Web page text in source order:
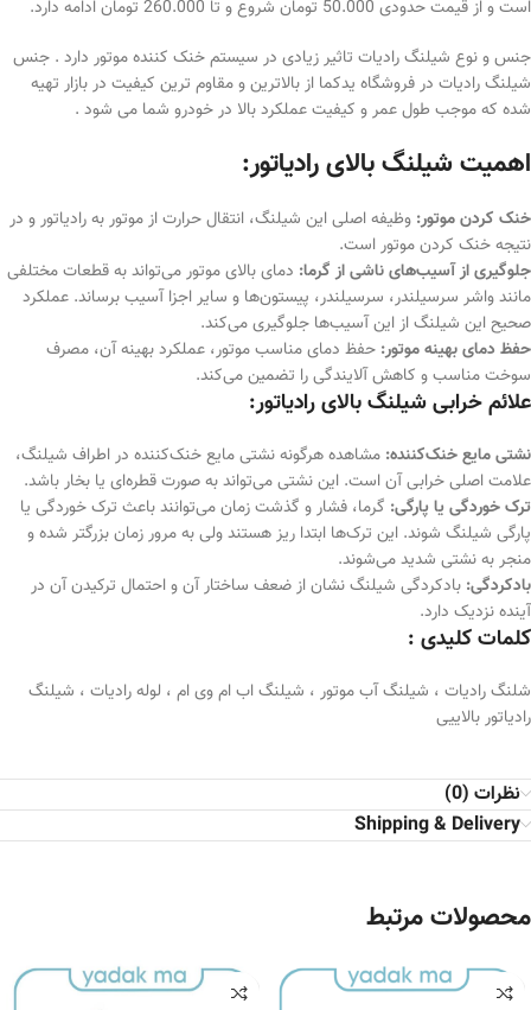
است و از قیمت حدودی 50.000 تومان شروع و تا 260.000 تومان ادامه دارد.
جنس و نوع شیلنگ رادیات تاثیر زیادی در سیستم خنک کننده موتور دارد . جنس
شیلنگ رادیات در فروشگاه یدکما از بالاترین و مقاوم ترین کیفیت در بازار تهیه
شده که موجب طول عمر و کیفیت عملکرد بالا در خودرو شما می شود .
اهمیت شیلنگ بالای رادیاتور:
خنک کردن موتور: وظیفه اصلی این شیلنگ، انتقال حرارت از موتور به رادیاتور و در
نتیجه خنک کردن موتور است.
جلوگیری از آسیب‌های ناشی از گرما: دمای بالای موتور می‌تواند به قطعات مختلفی
مانند واشر سرسیلندر، سرسیلندر، پیستون‌ها و سایر اجزا آسیب برساند. عملکرد
صحیح این شیلنگ از این آسیب‌ها جلوگیری می‌کند.
حفظ دمای بهینه موتور: حفظ دمای مناسب موتور، عملکرد بهینه آن، مصرف
سوخت مناسب و کاهش آلایندگی را تضمین می‌کند.
علائم خرابی شیلنگ بالای رادیاتور:
نشتی مایع خنک‌کننده: مشاهده هرگونه نشتی مایع خنک‌کننده در اطراف شیلنگ،
علامت اصلی خرابی آن است. این نشتی می‌تواند به صورت قطره‌ای یا بخار باشد.
ترک خوردگی یا پارگی: گرما، فشار و گذشت زمان می‌توانند باعث ترک خوردگی یا
پارگی شیلنگ شوند. این ترک‌ها ابتدا ریز هستند ولی به مرور زمان بزرگتر شده و
منجر به نشتی شدید می‌شوند.
بادکردگی: بادکردگی شیلنگ نشان از ضعف ساختار آن و احتمال ترکیدن آن در
آینده نزدیک دارد.
کلمات کلیدی :
شلنگ رادیات ، شیلنگ آب موتور ، شیلنگ اب ام وی ام ، لوله رادیات ، شیلنگ
رادیاتور بالاییی
نظرات (0)
Shipping & Delivery
محصولات مرتبط